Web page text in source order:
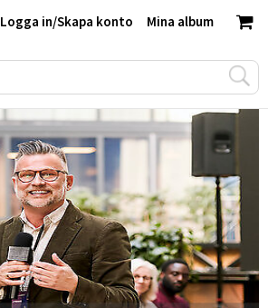
Mina album
Logga in/Skapa konto